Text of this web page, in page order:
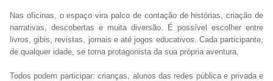
Nas oficinas, o espaço vira palco de contação de histórias, criação de
narrativas, descobertas e muita diversão. É possível escolher entre
livros, gibis, revistas, jornais e até jogos educativos. Cada participante,
de qualquer idade, se torna protagonista da sua própria aventura.
Todos podem participar: crianças, alunos das redes pública e privada e